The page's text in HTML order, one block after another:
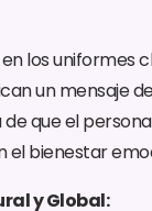
en los uniformes
un mensaje
de que el
el bienestar
y Global: